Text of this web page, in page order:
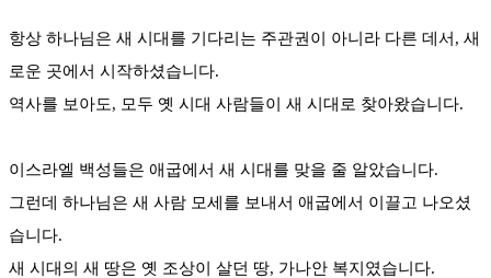
항상 하나님은 새 시대를 기다리는 주관권이 아니라 다른 데서, 새
로운 곳에서 시작하셨습니다.
역사를 보아도, 모두 옛 시대 사람들이 새 시대로 찾아왔습니다.
이스라엘 백성들은 애굽에서 새 시대를 맞을 줄 알았습니다.
그런데 하나님은 새 사람 모세를 보내서 애굽에서 이끌고 나오셨
습니다.
새 시대의 새 땅은 옛 조상이 살던 땅, 가나안 복지였습니다.